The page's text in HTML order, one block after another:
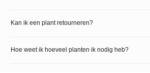
Kan ik een plant retourneren?
Hoe weet ik hoeveel planten ik nodig heb?